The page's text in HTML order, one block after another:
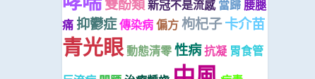
雙酚類新冠不是流感 當歸腰腿
痛 抑鬱症傳染病偏方枸杞子卡介苗
青光眼動態清零性病抗凝 胃食管